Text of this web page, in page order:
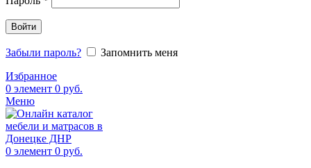
Войти
Забыли пароль?
Запомнить меня
Избранное
0 элемент 0 руб.
Меню
0 элемент 0 руб.